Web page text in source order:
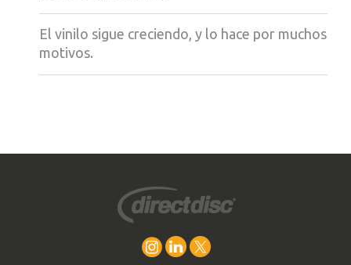
El vinilo sigue creciendo, y lo hace por muchos
motivos.